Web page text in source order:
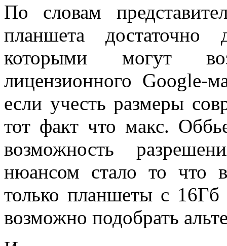
По словам
планшета достаточно
которыми могут
лицензионного Google-
если учесть размеры
тот факт что макс.
возможность
нюансом стало то что
только планшеты с 16Гб
возможно подобрать